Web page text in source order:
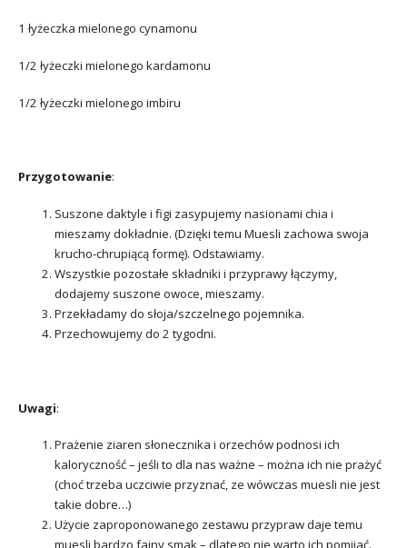
1 łyżeczka mielonego cynamonu
1/2 łyżeczki mielonego kardamonu
1/2 łyżeczki mielonego imbiru
Przygotowanie:
Suszone daktyle i figi zasypujemy nasionami chia i
mieszamy dokładnie. (Dzięki temu Muesli zachowa swoja
krucho-chrupiącą formę). Odstawiamy.
Wszystkie pozostałe składniki i przyprawy łączymy,
dodajemy suszone owoce, mieszamy.
Przekładamy do słoja/szczelnego pojemnika.
Przechowujemy do 2 tygodni.
Uwagi:
Prażenie ziaren słonecznika i orzechów podnosi ich
kaloryczność – jeśli to dla nas ważne – można ich nie prażyć
(choć trzeba uczciwie przyznać, ze wówczas muesli nie jest
takie dobre…)
Użycie zaproponowanego zestawu przypraw daje temu